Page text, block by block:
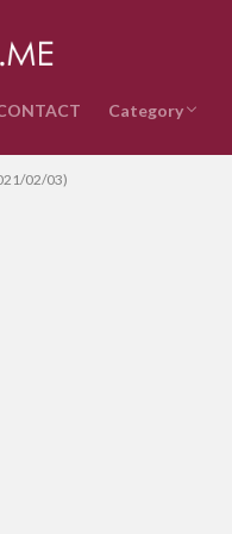
Category
音楽
インターネッ
テクノロジー
ライフスタイ
政治経済
時事ネタ
エンタメ・ス
雑記
QUESTION
02/03)